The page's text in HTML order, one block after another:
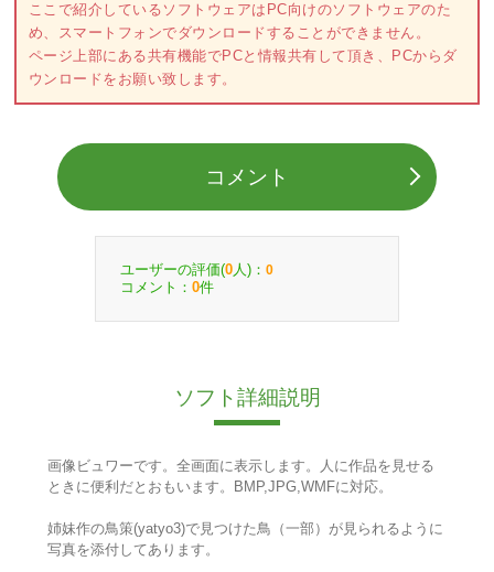
ここで紹介しているソフトウェアはPC向けのソフトウェアのた
め、スマートフォンでダウンロードすることができません。
ページ上部にある共有機能でPCと情報共有して頂き、PCからダ
ウンロードをお願い致します。
コメント
ユーザーの評価(0 人)： 0
コメント： 0件
ソフト詳細説明
画像ビュワーです。全画面に表示します。人に作品を見せる
ときに便利だとおもいます。BMP,JPG,WMFに対応。
姉妹作の鳥策(yatyo3)で見つけた鳥（一部）が見られるように
写真を添付してあります。